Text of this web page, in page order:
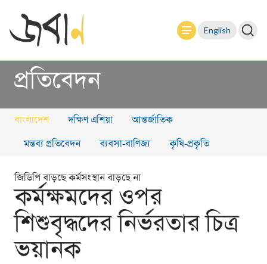
English
প্রতিবেদন
বাংলাদেশ দক্ষিণ এশিয়া আন্তর্জাতিক
মন্তব্য প্রতিবেদন ব্যবসা-বাণিজ্য কৃষি-প্রকৃতি
জিডিপি বাড়ছে কর্মসংস্থান বাড়ছে না
কর্মক্ষমদের ওপর
শিশুবৃদ্ধদের নির্ভরতার চিত্র
ভয়ানক